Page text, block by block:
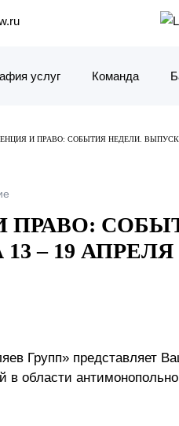
услуг Команда
И ПРАВО: СОБЫТИЯ НЕДЕЛИ. ВЫПУСК №
ПРАВО:
– 19 АПРЕЛЯ
Групп» представляет
в области